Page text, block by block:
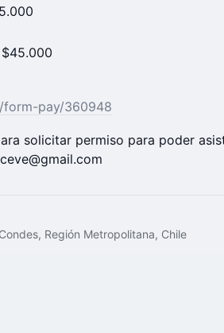
form-pay/360948
solicitar permiso para poder
Región Metropolitana, Chile